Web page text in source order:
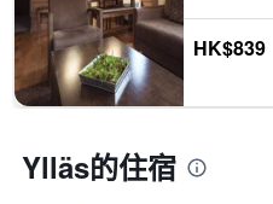
HK$839
Ylläs的住宿